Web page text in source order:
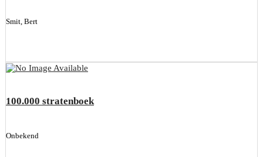
Smit, Bert
100.000 stratenboek
Onbekend